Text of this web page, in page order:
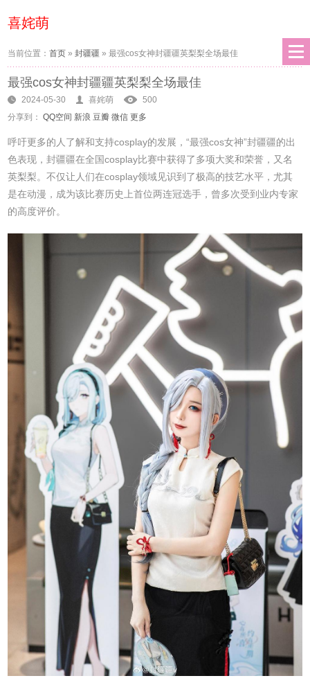
喜姹萌
当前位置：首页 »封疆疆 »最强cos女神封疆疆英梨梨全场最佳
最强cos女神封疆疆英梨梨全场最佳
2024-05-30 喜姹萌
500
分享到： QQ空间 新浪 豆瓣 微信 更多
呼吁更多的人了解和支持cosplay的发展，“最强cos女神”封疆疆的出
色表现，封疆疆在全国cosplay比赛中获得了多项大奖和荣誉，又名
英梨梨。不仅让人们在cosplay领域见识到了极高的技艺水平，尤其
是在动漫，成为该比赛历史上首位两连冠选手，曾多次受到业内专家
的高度评价。